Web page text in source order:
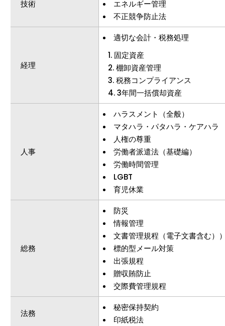
技術
エネルギー管理
不正競争防止法
経理
適切な会計・税務処理
固定資産
棚卸資産管理
税務コンプライアンス
3年間一括償却資産
人事
ハラスメント（全般）
マタハラ・パタハラ・ケアハラ
人権の尊重
労働者派遣法（基礎編）
労働時間管理
LGBT
育児休業
総務
防災
情報管理
文書管理規程（電子文書含む）
標的型メール対策
出張規程
贈収賄防止
交際費管理規程
法務
秘密保持契約
印紙税法